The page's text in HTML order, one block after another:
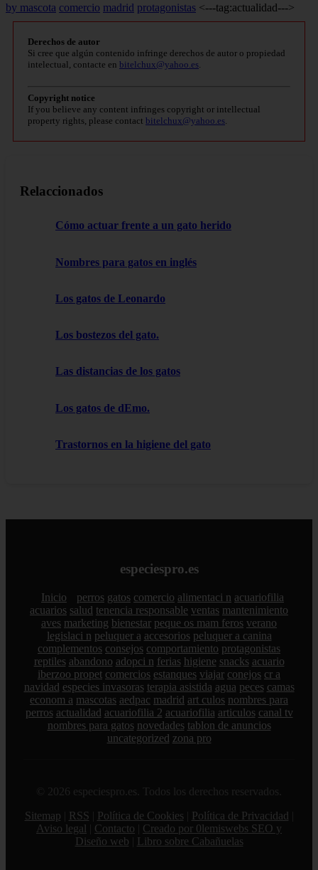
by mascota comercio madrid protagonistas <---tag:actualidad--->
Derechos de autor
Si cree que algún contenido infringe derechos de autor o propiedad
intelectual, contacte en bitelchux@yahoo.es
Copyright notice
If you believe any content infringes copyright or intellectual
property rights, please contact bitelchux@yahoo.es
Relaccionados
Cómo actuar frente a un gato herido
Nombres para gatos en inglés
Los gatos de Leonardo
Los bostezos del gato.
Las distancias de los gatos
Los gatos de dEmo.
Trastornos en la higiene del gato
especiespro.es
Inicio perros gatos comercio alimentaci n acuariofilia
acuarios salud tenencia responsable ventas mantenimiento
aves marketing bienestar peque os mam feros verano
legislaci n peluquer a accesorios peluquer a canina
complementos consejos comportamiento protagonistas
reptiles abandono adopci n ferias higiene snacks acuario
iberzoo propet comercios estanques viajar conejos cr a
navidad especies invasoras terapia asistida agua peces camas
econom a mascotas aedpac madrid art culos nombres para
perros actualidad acuariofilia 2 acuariofilia articulos canal tv
nombres para gatos novedades tablon de anuncios
uncategorized zona pro
© 2026 especiespro.es. Todos los derechos reservados.
Sitemap
RSS Política de Cookies Política de Privacidad
Aviso legal
Contacto
Creado por 0lemiswebs SEO y
Diseño web
Libro sobre Cabañuelas